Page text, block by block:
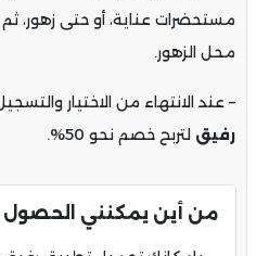
مستحضرات عناية، أو حتى زهور، ثم
محل الزهور.
– عند الانتهاء من الاختيار
رفيق لتربح خصم نحو 50%.
من أين يمكنني